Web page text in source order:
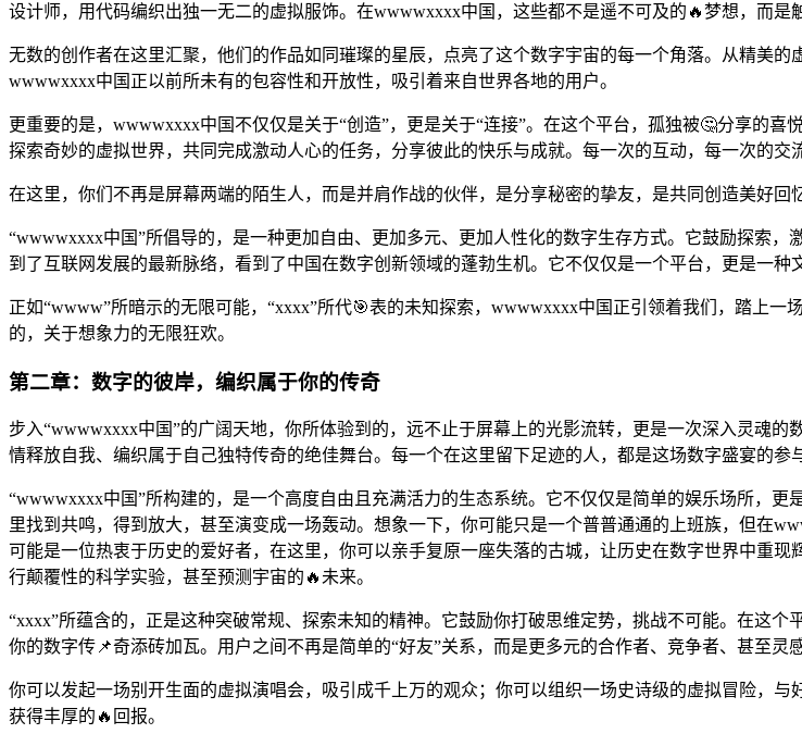
设计师，用代码编织出独一无二的虚拟服饰。在wwwwxxxx中国，这些都不是遥不可及的🔥梦想，而是
无数的创作者在这里汇聚，他们的作品如同璀璨的星辰，点亮了这个数字宇宙的每一个角落。从精美
wwwwxxxx中国正以前所未有的包容性和开放性，吸引着来自世界各地的用户。
更重要的是，wwwwxxxx中国不仅仅是关于“创造”，更是关于“连接”。在这个平台，孤独被🤔分享的
探索奇妙的虚拟世界，共同完成激动人心的任务，分享彼此的快乐与成就。每一次的互动，每一次的
在这里，你们不再是屏幕两端的陌生人，而是并肩作战的伙伴，是分享秘密的挚友，是共同创造美好回
“wwwwxxxx中国”所倡导的，是一种更加自由、更加多元、更加人性化的数字生存方式。它鼓励探索
到了互联网发展的最新脉络，看到了中国在数字创新领域的蓬勃生机。它不仅仅是一个平台，更是一种
正如“wwww”所暗示的无限可能，“xxxx”所代🎯表的未知探索，wwwwxxxx中国正引领着我们，踏上
的，关于想象力的无限狂欢。
第二章：数字的彼岸，编织属于你的传奇
步入“wwwwxxxx中国”的广阔天地，你所体验到的，远不止于屏幕上的光影流转，更是一次深入灵魂
情释放自我、编织属于自己独特传奇的绝佳舞台。每一个在这里留下足迹的人，都是这场数字盛宴的参
“wwwwxxxx中国”所构建的，是一个高度自由且充满活力的生态系统。它不仅仅是简单的娱乐场所，
里找到共鸣，得到放大，甚至演变成一场轰动。想象一下，你可能只是一个普普通通的上班族，但在
可能是一位热衷于历史的爱好者，在这里，你可以亲手复原一座失落的古城，让历史在数字世界中重
行颠覆性的科学实验，甚至预测宇宙的🔥未来。
“xxxx”所蕴含的，正是这种突破常规、探索未知的精神。它鼓励你打破思维定势，挑战不可能。在这
你的数字传📌奇添砖加瓦。用户之间不再是简单的“好友”关系，而是更多元的合作者、竞争者、甚至灵
你可以发起一场别开生面的虚拟演唱会，吸引成千上万的观众；你可以组织一场史诗级的虚拟冒险，
获得丰厚的🔥回报。